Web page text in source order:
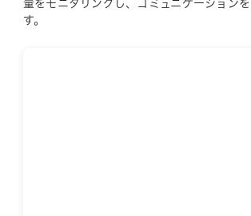
量をモニタリングし、コミュニケーション
す。